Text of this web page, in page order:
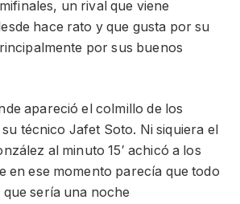
un rival que viene
hace rato y que gusta por su
por sus buenos
apareció el colmillo de los
técnico Jafet Soto. Ni siquiera el
al minuto 15′ achicó a los
en ese momento parecía que todo
sería una noche